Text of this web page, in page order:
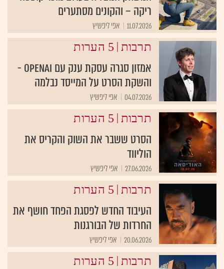
ריקה – והקונים מסתערים
11.07.2026 אפי ליפשיץ
תרבות | 5 הערות
אמזון סגרה עסקת ענק עם openAI -
והשקת הסרט על המייסד נבלמה
04.07.2026 אפי ליפשיץ
תרבות | 5 הערות
הסרט ששבר את השוק והקריס את
הוליווד
27.06.2026 אפי ליפשיץ
תרבות | 5 הערות
העיבוד החדש לפסגת הפחד חושף את
החרדות של הבורגנות
20.06.2026 אפי ליפשיץ
תרבות | 5 הערות